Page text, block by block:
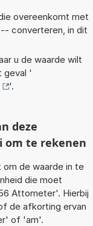
overeenkomt met
converteren, in dit
u de waarde wilt
geval '
'.
deze
om te rekenen
de waarde in te
die moet
Attometer'. Hierbij
de afkorting ervan
of 'am'.